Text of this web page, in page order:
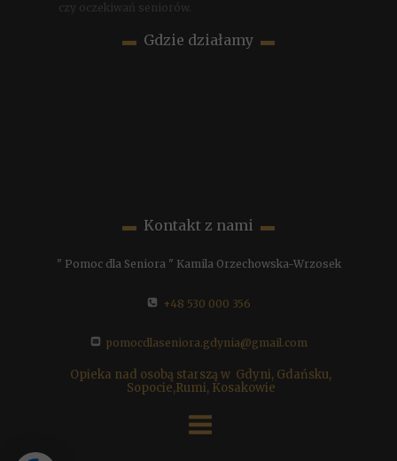
Opieka nad osobą starszą w Gdyni, Gdańsku,
Sopocie,Rumi, Kosakowie
czy oczekiwań seniorów.
▬ Gdzie działamy ▬
▬ Kontakt z nami ▬
" Pomoc dla Seniora " Kamila Orzechowska-Wrzosek
+48 530 000 356
pomocdlaseniora.gdynia@gmail.com